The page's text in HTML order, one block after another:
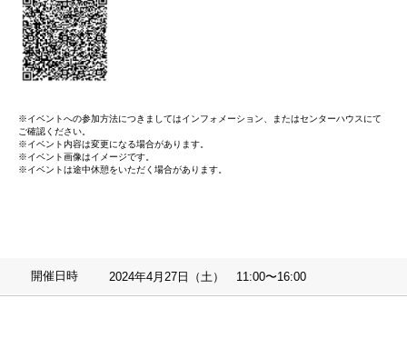
※イベントへの参加方法につきましてはインフォメーション、またはセンターハウスにて
ご確認ください。
※イベント内容は変更になる場合があります。
※イベント画像はイメージです。
※イベントは途中休憩をいただく場合があります。
開催日時 2024年4月27日（土） 11:00〜16:00